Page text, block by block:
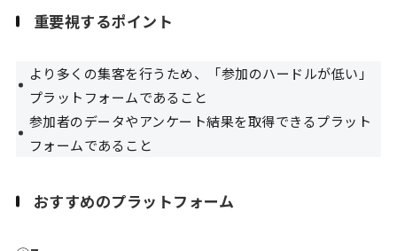
重要視するポイント
より多くの集客を行うため、「参加のハードルが低い」
プラットフォームであること
参加者のデータやアンケート結果を取得できるプラット
フォームであること
おすすめのプラットフォーム